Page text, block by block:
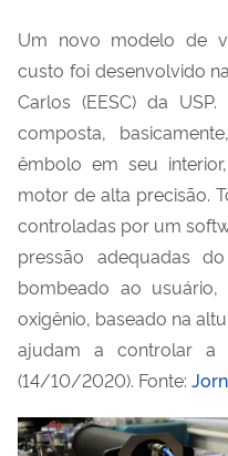
Um novo modelo de
custo foi desenvolvido
Carlos (EESC) da
composta,
êmbolo em seu
motor de alta precisão.
controladas por um
pressão adequadas
bombeado ao
oxigênio, baseado na
ajudam a controlar a
(14/10/2020). Fonte: